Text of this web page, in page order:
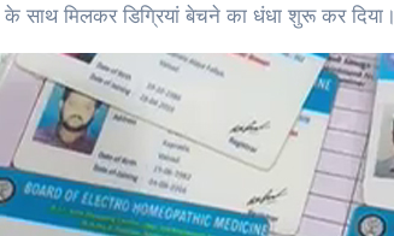
के साथ मिलकर डिग्रियां बेचने का धंधा शुरू कर दिया।